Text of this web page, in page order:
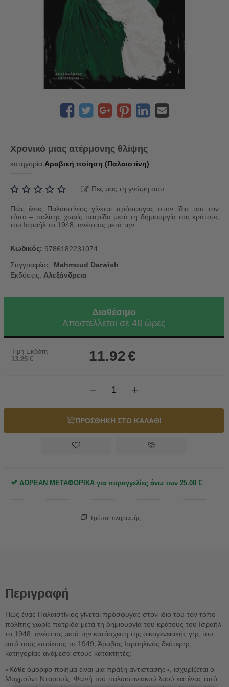
Χρονικό μιας ατέρμονης θλίψης
κατηγορία Αραβική ποίηση (Παλαιστίνη)
Πες μας τη γνώμη σου
Πώς ένας Παλαιστίνιος γίνεται πρόσφυγας στον ίδιο του τον
τόπο – πολίτης χωρίς πατρίδα μετά τη δημιουργία του κράτους
του Ισραήλ το 1948, ανέστιος μετά την...
Κωδικός: 9786182231074
Συγγραφέας: Mahmoud Darwish
Εκδόσεις: Αλεξάνδρεια
Διαθέσιμο
Αποστέλλεται σε 48 ώρες
Τιμή Εκδότη
13.25 € 11.92€
+
−
ΠΡΟΣΘΗΚΗ ΣΤΟ ΚΑΛΑΘΙ
ΔΩΡΕΑΝ ΜΕΤΑΦΟΡΙΚΑ για παραγγελίες άνω των 25.00 €
Τρόποι πληρωμής
Περιγραφή
Πώς ένας Παλαιστίνιος γίνεται πρόσφυγας στον ίδιο του τον τόπο –
πολίτης χωρίς πατρίδα μετά τη δημιουργία του κράτους του Ισραήλ
το 1948, ανέστιος μετά την κατάσχεση της οικογενειακής γης του
από τους εποίκους το 1949, Άραβας Ισραηλινός δεύτερης
κατηγορίας ανάμεσα στους κατακτητές;
«Κάθε όμορφο ποίημα είναι μια πράξη αντίστασης», ισχυρίζεται ο
Μαχμούντ Νταρουίς. Φωνή του παλαιστινιακού λαού και ένας από